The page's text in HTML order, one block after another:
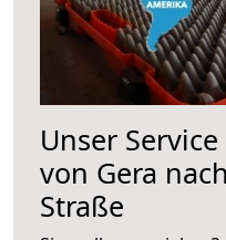
Unser
von Gera
Straße